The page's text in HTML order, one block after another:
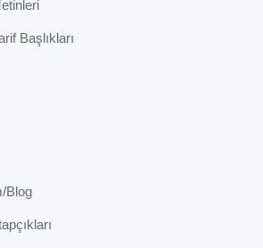
Başlıkları
Blog